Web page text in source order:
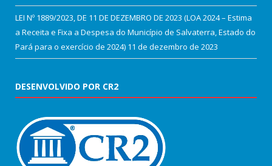
LEI Nº 1889/2023, DE 11 DE DEZEMBRO DE 2023 (LOA 2024 – Estima
a Receita e Fixa a Despesa do Município de Salvaterra, Estado do
Pará para o exercício de 2024) 11 de dezembro de 2023
DESENVOLVIDO POR CR2